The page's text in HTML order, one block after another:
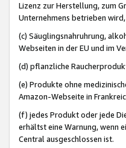
Lizenz zur Herstellung, zum
Unternehmens betrieben wird,
(c) Säuglingsnahruhrung,
Webseiten in der EU und im
(d) pflanzliche
(e) Produkte ohne
Amazon-Webseite in
(f) jedes Produkt oder jede
erhältst eine Warnung, wenn
Central ausgeschlossen ist.